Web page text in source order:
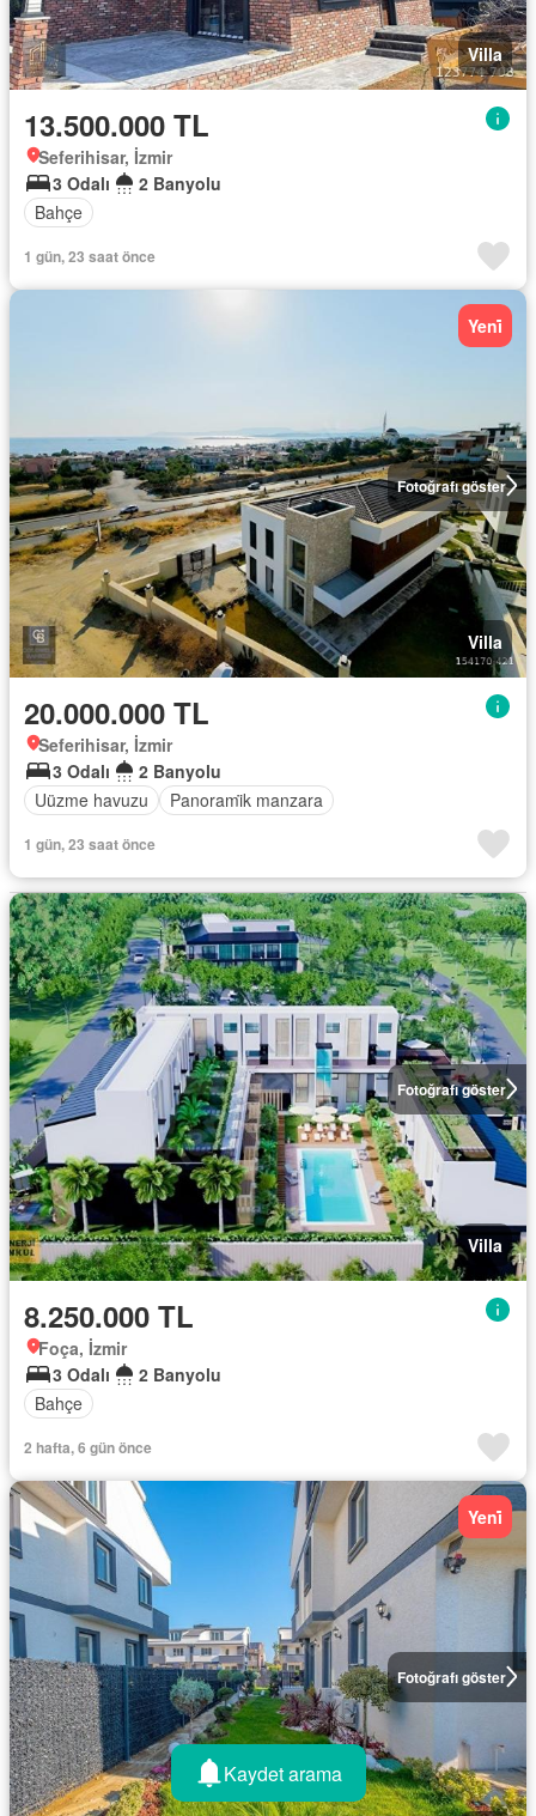
Villa
13.500.000 TL
Seferihisar, İzmir
3 Odalı
2 Banyolu
Bahçe
1 gün, 23 saat önce
Fotoğrafı göster
Yeni̇
Villa
20.000.000 TL
Seferihisar, İzmir
3 Odalı
2 Banyolu
Uüzme havuzu
Panorami̇k manzara
1 gün, 23 saat önce
Fotoğrafı göster
Villa
8.250.000 TL
Foça, İzmir
3 Odalı
2 Banyolu
Bahçe
2 hafta, 6 gün önce
Fotoğrafı göster
Yeni̇
Kaydet arama